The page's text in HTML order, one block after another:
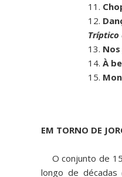
EM TORNO DE
O conjunto de 15
longo de
11.
12.
Tríptico
13.
14. À
15.